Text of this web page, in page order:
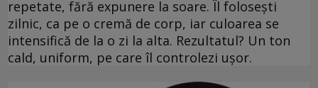
repetate, fără expunere la soare. Îl folosești
zilnic, ca pe o cremă de corp, iar culoarea se
intensifică de la o zi la alta. Rezultatul? Un ton
cald, uniform, pe care îl controlezi ușor.